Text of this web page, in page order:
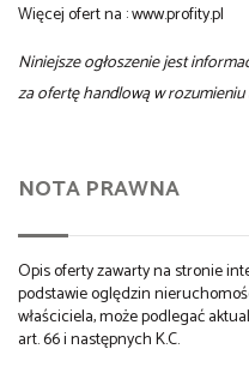
Więcej ofert na : www.profity.pl
Niniejsze ogłoszenie jest
za ofertę handlową w
NOTA PRAWNA
Opis oferty zawarty na stronie
podstawie oględzin
właściciela, może podlegać
art. 66 i następnych K.C.